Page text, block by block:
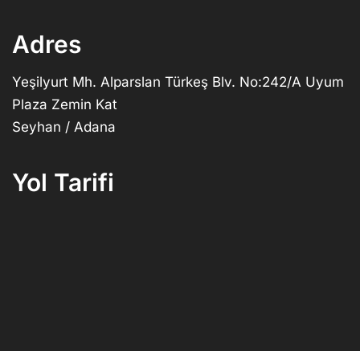
Adres
Yeşilyurt Mh. Alparslan Türkeş Blv. No:242/A Uyum
Plaza Zemin Kat
Seyhan / Adana
Yol Tarifi